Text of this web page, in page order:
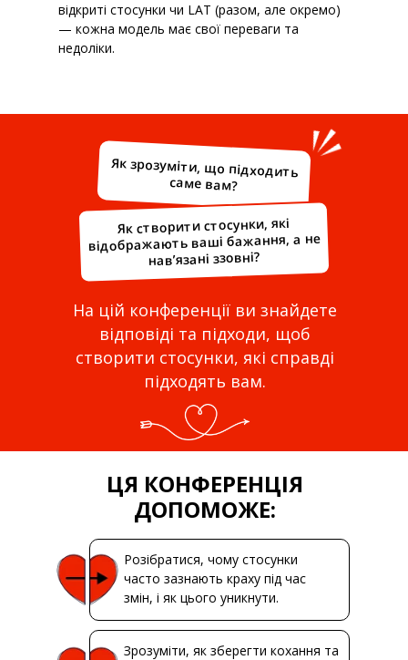
відкриті стосунки чи LAT (разом, але окремо)
— кожна модель має свої переваги та
недоліки.
На цій конференції ви знайдете
відповіді та підходи, щоб
створити стосунки, які справді
підходять вам.
Як зрозуміти, що підходить
саме вам?
Як створити стосунки, які
відображають ваші бажання, а не
нав’язані ззовні?
Розібратися, чому стосунки
часто зазнають краху під час
змін, і як цього уникнути.
Зрозуміти, як зберегти кохання та
ЦЯ КОНФЕРЕНЦІЯ
ДОПОМОЖЕ: